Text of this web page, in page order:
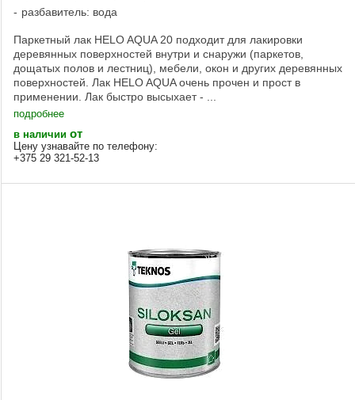
разбавитель: вода
Паркетный лак HELO AQUA 20 подходит для лакировки
деревянных поверхностей внутри и снаружи (паркетов,
дощатых полов и лестниц), мебели, окон и других деревянных
поверхностей. Лак HELO AQUA очень прочен и прост в
применении. Лак быстро высыхает - ...
подробнее
в наличии от
Цену узнавайте по телефону:
+375 29 321-52-13